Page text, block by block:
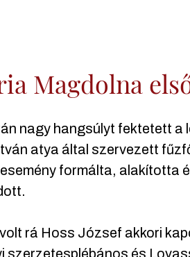
Magdolna
nagy hangsúlyt fektetett
atya által szervezett
formálta, alakította
rá Hoss József akkori
szerzetesplébános és